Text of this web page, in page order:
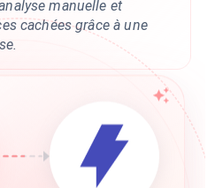
manuelle et
cachées grâce à une